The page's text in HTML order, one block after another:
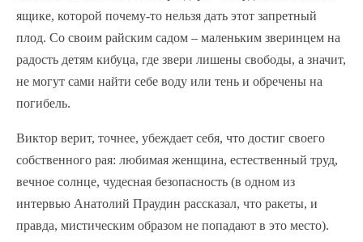
ящике, которой почему-то нельзя дать этот запретный
плод. Со своим райским садом – маленьким зверинцем на
радость детям кибуца, где звери лишены свободы, а значит,
не могут сами найти себе воду или тень и обречены на
погибель.
Виктор верит, точнее, убеждает себя, что достиг своего
собственного рая: любимая женщина, естественный труд,
вечное солнце, чудесная безопасность (в одном из
интервью Анатолий Праудин рассказал, что ракеты, и
правда, мистическим образом не попадают в это место).